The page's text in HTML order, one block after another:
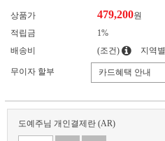
상품가 479,200원
적립금
1%
배송비
(조건) 지역별
무이자 할부 카드혜택 안내
도예주님 개인결제란 (AR)